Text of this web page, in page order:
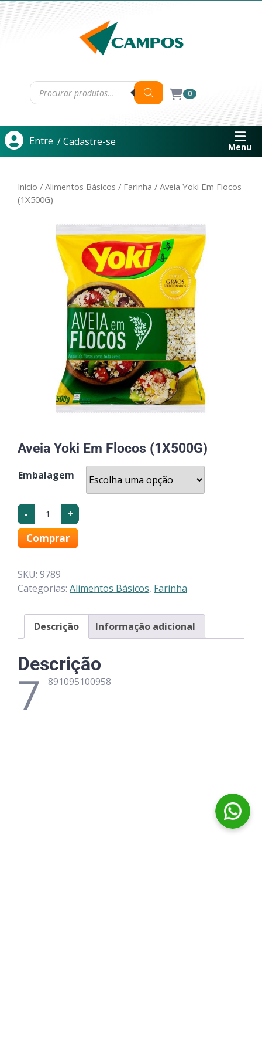
0
Entre / Cadastre-se Menu
Início / Alimentos Básicos / Farinha / Aveia Yoki Em Flocos
(1X500G)
Aveia Yoki Em Flocos (1X500G)
Embalagem
- +
Comprar
SKU: 9789
Categorias: Alimentos Básicos, Farinha
Descrição Informação adicional
Descrição
7 891095100958